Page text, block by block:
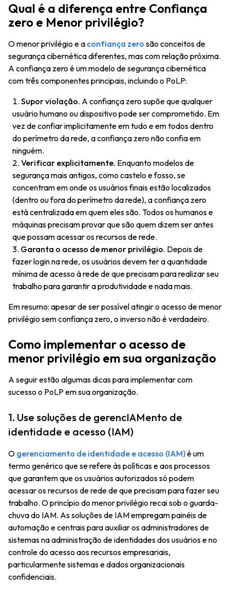
Qual é a diferença entre Confiança
zero e Menor privilégio?
O menor privilégio e a confiança zero são conceitos de
segurança cibernética diferentes, mas com relação próxima.
A confiança zero é um modelo de segurança cibernética
com três componentes principais, incluindo o PoLP:
Supor violação. A confiança zero supõe que qualquer
usuário humano ou dispositivo pode ser comprometido. Em
vez de confiar implicitamente em tudo e em todos dentro
do perímetro da rede, a confiança zero não confia em
ninguém.
Verificar explicitamente. Enquanto modelos de
segurança mais antigos, como castelo e fosso, se
concentram em onde os usuários finais estão localizados
(dentro ou fora do perímetro da rede), a confiança zero
está centralizada em quem eles são. Todos os humanos e
máquinas precisam provar que são quem dizem ser antes
que possam acessar os recursos de rede.
Garanta o acesso de menor privilégio. Depois de
fazer login na rede, os usuários devem ter a quantidade
mínima de acesso à rede de que precisam para realizar seu
trabalho para garantir a produtividade e nada mais.
Em resumo: apesar de ser possível atingir o acesso de menor
privilégio sem confiança zero, o inverso não é verdadeiro.
Como implementar o acesso de
menor privilégio em sua organização
A seguir estão algumas dicas para implementar com
sucesso o PoLP em sua organização.
1. Use soluções de gerencIAMento de
identidade e acesso (IAM)
O gerenciamento de identidade e acesso (IAM)é um
termo genérico que se refere às políticas e aos processos
que garantem que os usuários autorizados só podem
acessar os recursos de rede de que precisam para fazer seu
trabalho. O princípio do menor privilégio recai sob o guarda-
chuva do IAM. As soluções de IAM empregam painéis de
automação e centrais para auxiliar os administradores de
sistemas na administração de identidades dos usuários e no
controle do acesso aos recursos empresariais,
particularmente sistemas e dados organizacionais
confidenciais.